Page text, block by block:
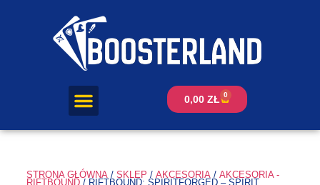
0,00 ZŁ 0
STRONA GŁÓWNA/ SKLEP / AKCESORIA/ AKCESORIA -
RIFTBOUND/ RIFTBOUND: SPIRITFORGED – SPIRIT